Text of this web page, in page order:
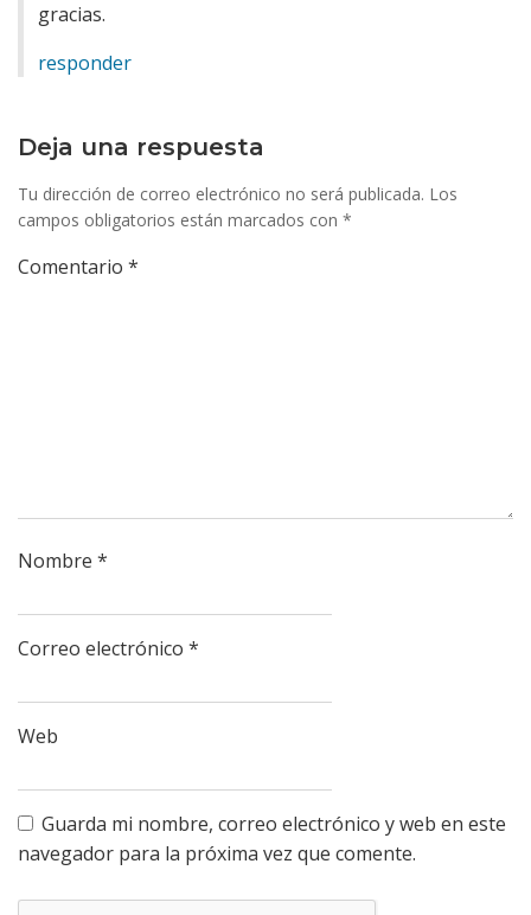
gracias.
responder
Deja una respuesta
Tu dirección de correo electrónico no será publicada. Los
campos obligatorios están marcados con *
Comentario *
Nombre *
Correo electrónico *
Web
Guarda mi nombre, correo electrónico y web en este
navegador para la próxima vez que comente.